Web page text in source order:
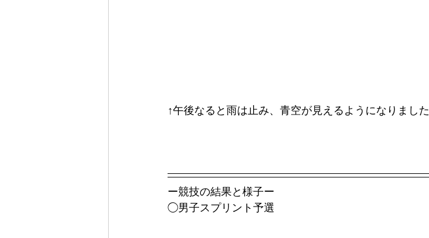
↑午後なると雨は止み、青空が見えるようになりました
ー競技の結果と様子ー
◯男子スプリント予選